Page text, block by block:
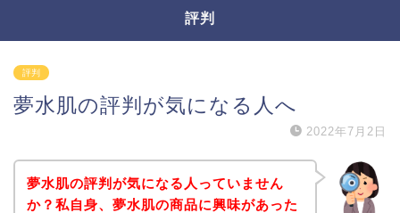
評判
評判
夢水肌の評判が気になる人へ
2022年7月2日
夢水肌の評判が気になる人っていません
か？私自身、夢水肌の商品に興味があった